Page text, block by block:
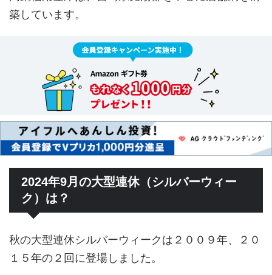
築しています。
2024年9月の大型連休（シルバーウィー
ク）は？
秋の大型連休シルバーウィークは２００９年、２０
１５年の２回に登場しました。